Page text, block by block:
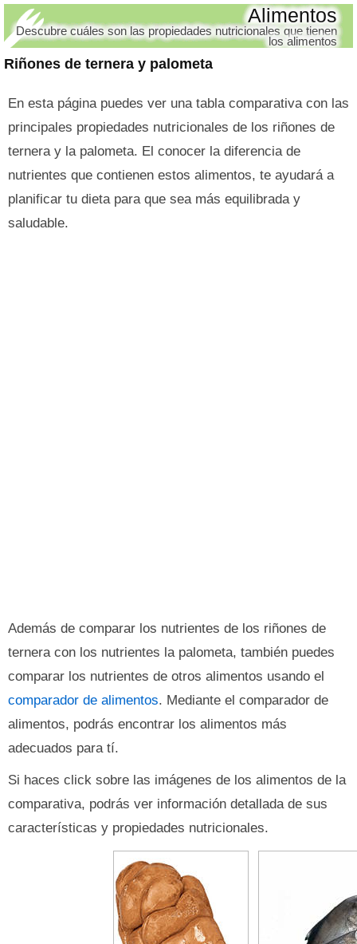
Riñones de ternera y palometa
Alimentos
Descubre cuáles son las propiedades nutricionales que tienen
los alimentos
En esta página puedes ver una tabla comparativa con las
principales propiedades nutricionales de los riñones de
ternera y la palometa. El conocer la diferencia de
nutrientes que contienen estos alimentos, te ayudará a
planificar tu dieta para que sea más equilibrada y
saludable.
Además de comparar los nutrientes de los riñones de
ternera con los nutrientes la palometa, también puedes
comparar los nutrientes de otros alimentos usando el
comparador de alimentos. Mediante el comparador de
alimentos, podrás encontrar los alimentos más
adecuados para tí.
Si haces click sobre las imágenes de los alimentos de la
comparativa, podrás ver información detallada de sus
características y propiedades nutricionales.